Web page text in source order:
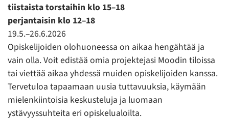
tiistaista torstaihin klo 15–18
perjantaisin klo 12–18
19.5.–26.6.2026
Opiskelijoiden olohuoneessa on aikaa hengähtää ja
vain olla. Voit edistää omia projektejasi Moodin tiloissa
tai viettää aikaa yhdessä muiden opiskelijoiden kanssa.
Tervetuloa tapaamaan uusia tuttavuuksia, käymään
mielenkiintoisia keskusteluja ja luomaan
ystävyyssuhteita eri opiskelualoilta.